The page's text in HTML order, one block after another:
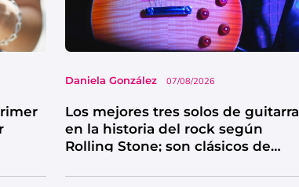
Daniela González 07/08/2026
Los mejores tres solos de guitarra
en la historia del rock según
Rolling Stone; son clásicos de